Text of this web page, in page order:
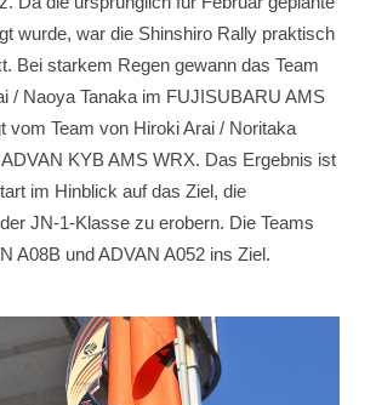
wurde, war die Shinshiro Rally praktisch
Bei starkem Regen gewann das Team
/ Naoya Tanaka im FUJISUBARU AMS
vom Team von Hiroki Arai / Noritaka
KYB AMS WRX. Das Ergebnis ist
im Hinblick auf das Ziel, die
JN-1-Klasse zu erobern. Die Teams
A08B und ADVAN A052 ins Ziel.